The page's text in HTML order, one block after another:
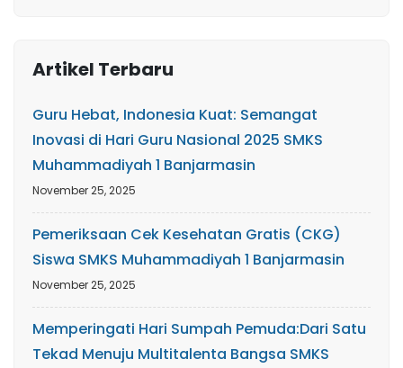
Artikel Terbaru
Guru Hebat, Indonesia Kuat: Semangat
Inovasi di Hari Guru Nasional 2025 SMKS
Muhammadiyah 1 Banjarmasin
November 25, 2025
Pemeriksaan Cek Kesehatan Gratis (CKG)
Siswa SMKS Muhammadiyah 1 Banjarmasin
November 25, 2025
Memperingati Hari Sumpah Pemuda:Dari Satu
Tekad Menuju Multitalenta Bangsa SMKS